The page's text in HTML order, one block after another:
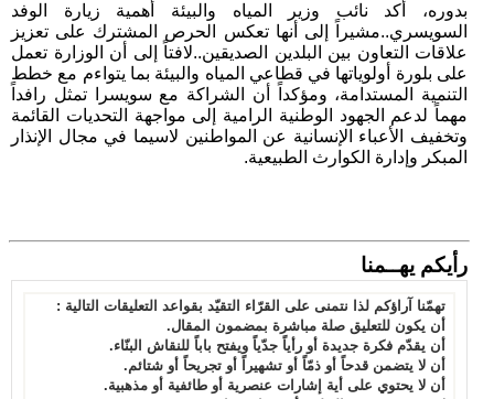
بدوره، أكد نائب وزير المياه والبيئة أهمية زيارة الوفد
السويسري..مشيراً إلى أنها تعكس الحرص المشترك على تعزيز
علاقات التعاون بين البلدين الصديقين..لافتاً إلى أن الوزارة تعمل
على بلورة أولوياتها في قطاعي المياه والبيئة بما يتواءم مع خطط
التنمية المستدامة، ومؤكداً أن الشراكة مع سويسرا تمثل رافداً
مهماً لدعم الجهود الوطنية الرامية إلى مواجهة التحديات القائمة
وتخفيف الأعباء الإنسانية عن المواطنين لاسيما في مجال الإنذار
المبكر وإدارة الكوارث الطبيعية.
رأيكم يهــمنا
تهمّنا آراؤكم لذا نتمنى على القرّاء التقيّد بقواعد التعليقات التالية :
أن يكون للتعليق صلة مباشرة بمضمون المقال.
أن يقدّم فكرة جديدة أو رأياً جدّياً ويفتح باباً للنقاش البنّاء.
أن لا يتضمن قدحاً أو ذمّاً أو تشهيراً أو تجريحاً أو شتائم.
أن لا يحتوي على أية إشارات عنصرية أو طائفية أو مذهبية.